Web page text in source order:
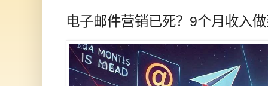
电子邮件营销已死？9个月收入